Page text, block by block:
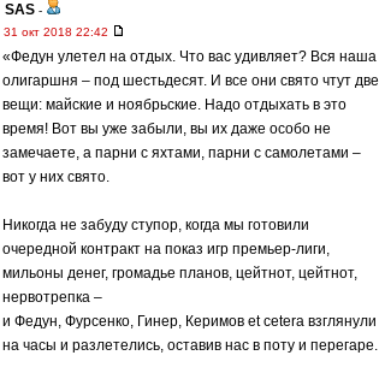
SAS -
31 окт 2018 22:42
«Федун улетел на отдых. Что вас удивляет? Вся наша
олигаршня – под шестьдесят. И все они свято чтут две
вещи: майские и ноябрьские. Надо отдыхать в это
время! Вот вы уже забыли, вы их даже особо не
замечаете, а парни с яхтами, парни с самолетами –
вот у них свято.
Никогда не забуду ступор, когда мы готовили
очередной контракт на показ игр премьер-лиги,
мильоны денег, громадье планов, цейтнот, цейтнот,
нервотрепка –
и Федун, Фурсенко, Гинер, Керимов еt cetera взглянули
на часы и разлетелись, оставив нас в поту и перегаре.